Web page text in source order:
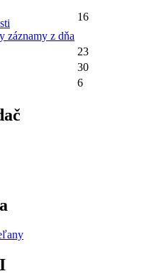
záznamy z dňa
16
23
30
6